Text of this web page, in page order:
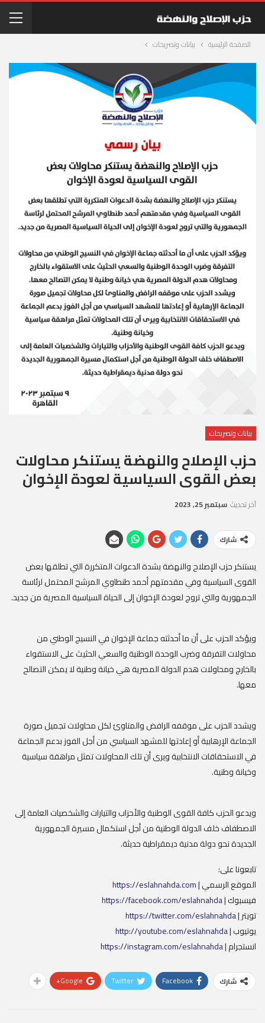
الصفحة الرئيسية بيانات وتصريحات
بيانات وتصريحات
حزب الإصلاح والنهضة يستنكر محاولات
بعض القوى السياسية لعودة الإخوان
آخر تحديث سبتمبر 25, 2023
شارك
يستنكر حزب الإصلاح والنهضة بشدة الدعوات المتكررة التي تطلقها بعض
القوى السياسية وفي مقدمتهم أحمد طنطاوي المرشح المحتمل لرئاسة
الجمهورية والتي تروج لعودة الإخوان إلى الحياة السياسية المصرية من جديد.
ويؤكد الحزب على أن ما أحدثته جماعة الإخوان في النسيج الوطني من
محاولات التفرقة وضرب الوحدة الوطنية والسعي الحثيث على الاستقواء
بالخارج ومحاولات هدم الدولة المصرية هي خيانة وطنية لا يمكن التصالح
معها.
ويشدد الحزب على موقفه الرافض والمناوئ لكل محاولات تجميل صورة
الجماعة الإرهابية أو إعادتها للمشهد السياسي من أجل الفوز بدعم الجماعة
في الاستحقاقات الانتخابية ويرى أن تلك المحاولات تمثل مراهقة سياسية
وخيانة وطنية.
ويدعو الحزب كافة القوى الوطنية والأحزاب والتيارات والشخصيات العامة إلى
الاصطفاف خلف الدولة الوطنية من أجل استكمال مسيرة الجمهورية
الجديدة نحو دولة مدنية ديمقراطية حديثة.
تابعونا على:
الموقع الرسمي |https://eslahnahda.com
فيسبوك |https://facebook.com/eslahnahda
تويتر |https://twitter.com/eslahnahda
يوتيوب |http://youtube.com/eslahnahda
انستجرام |https://instagram.com/eslahnahda
شارك Facebook
Twitter
Google+